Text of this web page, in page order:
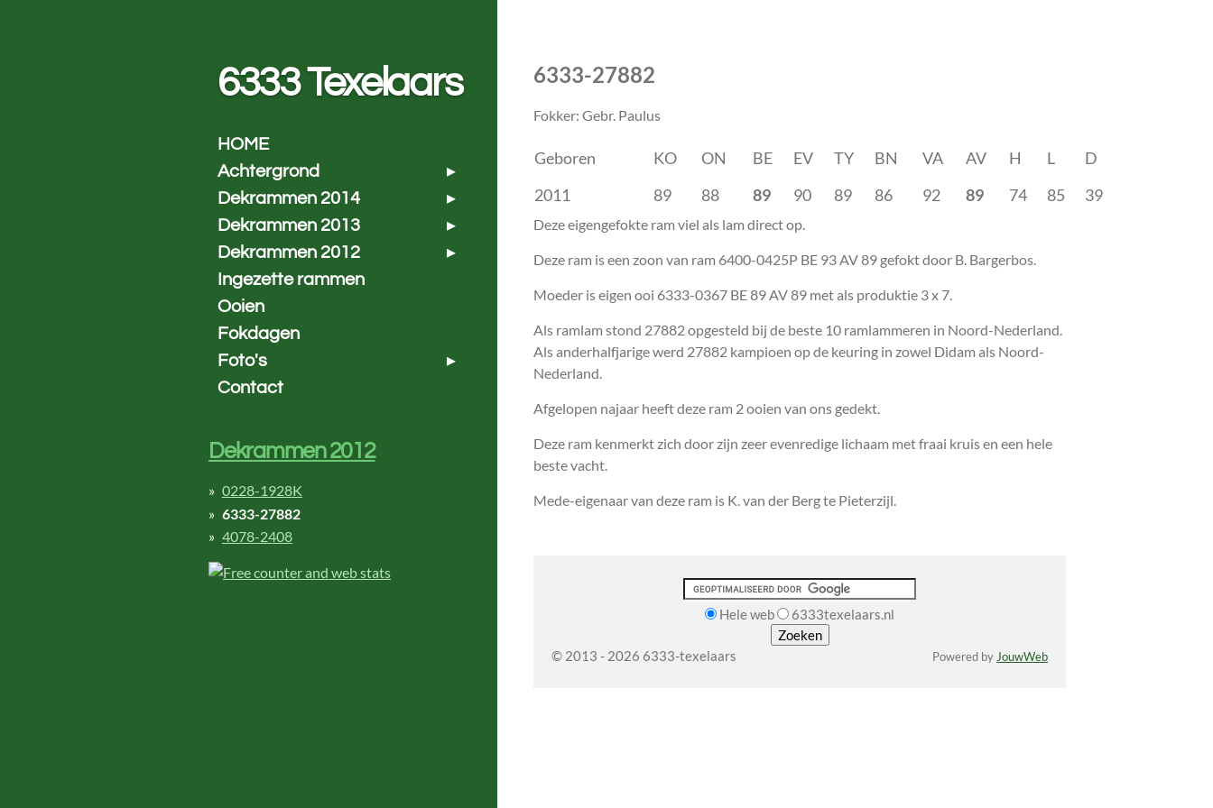
6333-27882
Fokker: Gebr. Paulus
Geboren KO ON BE EV TY BN VA AV H L
D
2011
89 88 89 90 89 86 92 89 74 85 39
Deze eigengefokte ram viel als lam direct op.
Deze ram is een zoonvan ram 6400-0425P BE 93 AV 89 gefokt door B. Bargerbos.
Moeder is eigen ooi 6333-0367 BE 89 AV 89 met als produktie 3 x 7.
Als ramlam stond 27882 opgesteld bij de beste 10 ramlammeren in Noord-Nederland.
Als anderhalfjarige werd 27882 kampioen op de keuring in zowel Didam als Noord-
Nederland.
Afgelopen najaar heeft deze ram 2 ooien van ons gedekt.
Deze ram kenmerkt zich door zijn zeer evenredige lichaam met fraai kruis en een hele
bestevacht.
Mede-eigenaar van deze ram is K. van der Berg te Pieterzijl.
Hele web 6333texelaars.nl
© 2013 - 2026 6333-texelaars Powered byJouwWeb
6333 Texelaars
HOME
Achtergrond
Dekrammen 2014
Dekrammen 2013
Dekrammen 2012
Ingezette rammen
Ooien
Fokdagen
Foto's
Contact
Dekrammen 2012
0228-1928K
6333-27882
4078-2408